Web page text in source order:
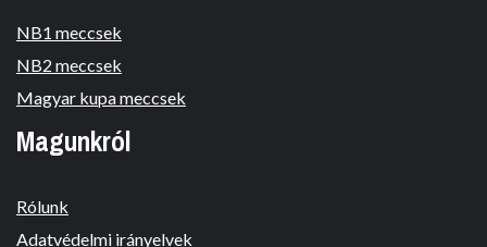
NB1 meccsek
NB2 meccsek
Magyar kupa meccsek
Magunkról
Rólunk
Adatvédelmi irányelvek